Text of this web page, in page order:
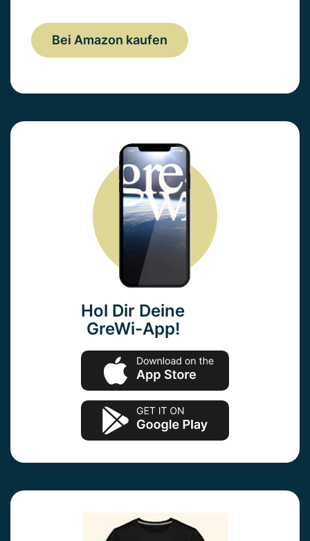
Bei Amazon kaufen
Hol Dir Deine
GreWi-App!